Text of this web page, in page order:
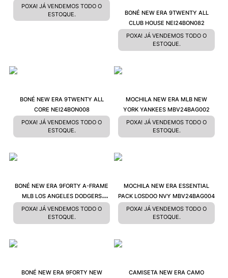
POXA! JÁ VENDEMOS TODO O
ESTOQUE.
BONÉ NEW ERA 9TWENTY ALL
CLUB HOUSE NEI24BON082
POXA! JÁ VENDEMOS TODO O
ESTOQUE.
BONÉ NEW ERA 9TWENTY ALL
CORE NEI24BON008
POXA! JÁ VENDEMOS TODO O
ESTOQUE.
MOCHILA NEW ERA MLB NEW
YORK YANKEES MBV24BAG002
POXA! JÁ VENDEMOS TODO O
ESTOQUE.
BONÉ NEW ERA 9FORTY A-FRAME
MLB LOS ANGELES DODGERS
MBV23BON140
POXA! JÁ VENDEMOS TODO O
ESTOQUE.
MOCHILA NEW ERA ESSENTIAL
PACK LOSDOO NVY MBV24BAG004
POXA! JÁ VENDEMOS TODO O
ESTOQUE.
BONÉ NEW ERA 9FORTY NEW
CAMISETA NEW ERA CAMO